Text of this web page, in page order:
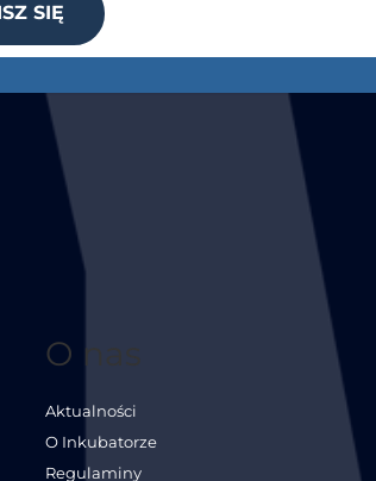
SIĘ
O nas
Aktualności
O Inkubatorze
Regulaminy